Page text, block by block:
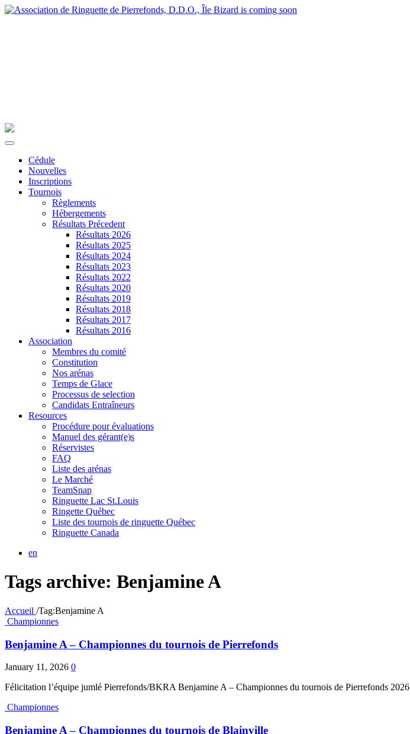
Cédule
Nouvelles
Inscriptions
Tournois
Règlements
Hébergements
Résultats Précedent
Résultats 2026
Résultats 2025
Résultats 2024
Résultats 2023
Résultats 2022
Résultats 2020
Résultats 2019
Résultats 2018
Résultats 2017
Résultats 2016
Association
Membres du comité
Constitution
Nos arénas
Temps de Glace
Processus de selection
Candidats Entraîneurs
Resources
Procédure pour évaluations
Manuel des gérant(e)s
Réservistes
FAQ
Liste des arénas
Le Marché
TeamSnap
Ringuette Lac St.Louis
Ringette Québec
Liste des tournois de ringuette Québec
Ringuette Canada
en
Tags archive: Benjamine A
Accueil /Tag:Benjamine A
Championnes
Benjamine A – Championnes du tournois de Pierrefonds
January 11, 2026 0
Félicitation l’équipe jumlé Pierrefonds/BKRA Benjamine A – Championnes du tournois de Pierrefonds 2026
Championnes
Benjamine A – Championnes du tournois de Blainville